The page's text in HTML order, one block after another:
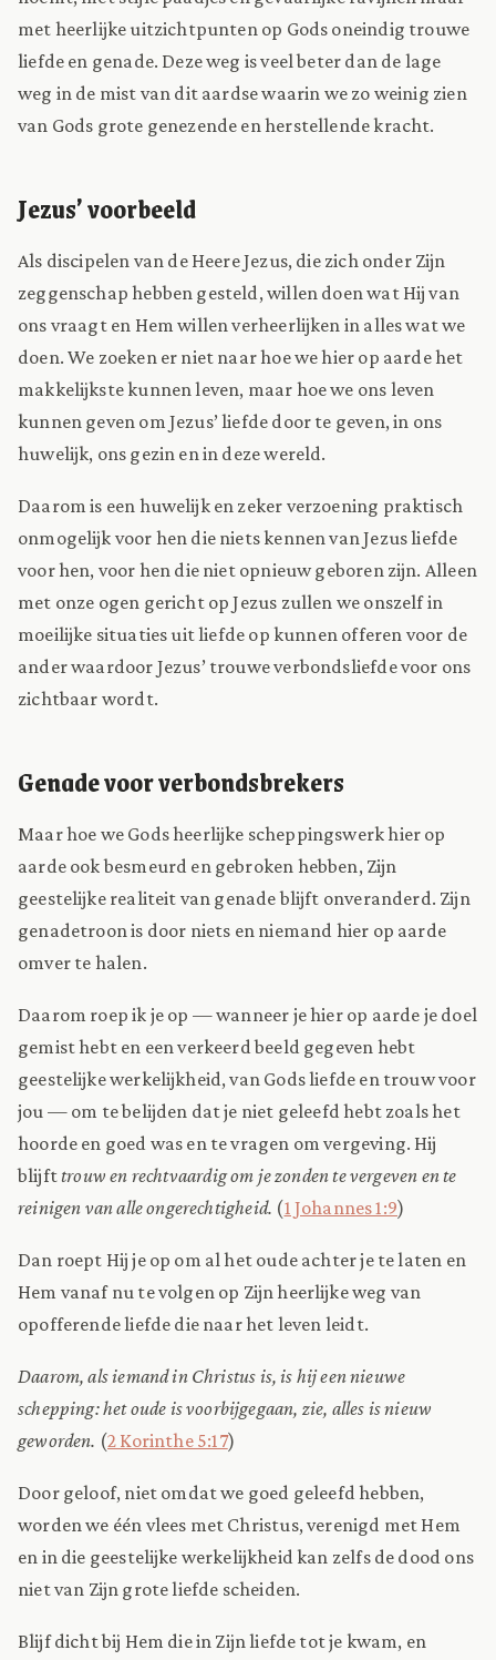
met heerlijke uitzichtpunten op Gods oneindig trouwe
liefde en genade. Deze weg is veel beter dan de lage
weg in de mist van dit aardse waarin we zo weinig zien
van Gods grote genezende en herstellende kracht.
Jezus’ voorbeeld
Als discipelen van de Heere Jezus, die zich onder Zijn
zeggenschap hebben gesteld, willen doen wat Hij van
ons vraagt en Hem willen verheerlijken in alles wat we
doen. We zoeken er niet naar hoe we hier op aarde het
makkelijkste kunnen leven, maar hoe we ons leven
kunnen geven om Jezus’ liefde door te geven, in ons
huwelijk, ons gezin en in deze wereld.
Daarom is een huwelijk en zeker verzoening praktisch
onmogelijk voor hen die niets kennen van Jezus liefde
voor hen, voor hen die niet opnieuw geboren zijn. Alleen
met onze ogen gericht op Jezus zullen we onszelf in
moeilijke situaties uit liefde op kunnen offeren voor de
ander waardoor Jezus’ trouwe verbondsliefde voor ons
zichtbaar wordt.
Genade voor verbondsbrekers
Maar hoe we Gods heerlijke scheppingswerk hier op
aarde ook besmeurd en gebroken hebben, Zijn
geestelijke realiteit van genade blijft onveranderd. Zijn
genadetroon is door niets en niemand hier op aarde
omver te halen.
Daarom roep ik je op — wanneer je hier op aarde je doel
gemist hebt en een verkeerd beeld gegeven hebt
geestelijke werkelijkheid, van Gods liefde en trouw voor
jou — om te belijden dat je niet geleefd hebt zoals het
hoorde en goed was en te vragen om vergeving. Hij
blijfttrouw en rechtvaardig om je zonden te vergeven en te
reinigen van alle ongerechtigheid. (1 Johannes 1:9)
Dan roept Hij je op om al het oude achter je te laten en
Hem vanaf nu te volgen op Zijn heerlijke weg van
opofferende liefde die naar het leven leidt.
Daarom, als iemand in Christus is, is hij een nieuwe
schepping: het oude is voorbijgegaan, zie, alles is nieuw
geworden. (2 Korinthe 5:17)
Door geloof, niet omdat we goed geleefd hebben,
worden we één vlees met Christus, verenigd met Hem
en in die geestelijke werkelijkheid kan zelfs de dood ons
niet van Zijn grote liefde scheiden.
Blijf dicht bij Hem die in Zijn liefde tot je kwam, en